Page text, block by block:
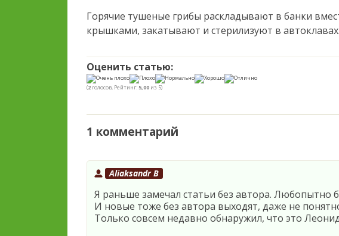
Горячие тушеные грибы раскладывают в банки
крышками, закатывают и стерилизуют в автоклавах.
Оценить статью:
(2 голосов, Рейтинг: 5,00 из 5)
1 комментарий
Aliaksandr B
Я раньше замечал статьи без автора. Любопытно
И новые тоже без автора выходят, даже не
Только совсем недавно обнаружил, что это